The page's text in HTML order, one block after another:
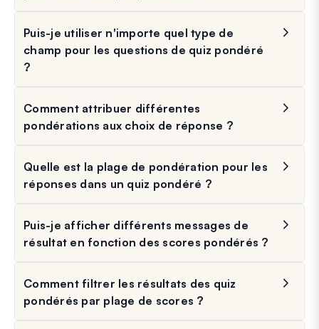
Puis-je utiliser n'importe quel type de
champ pour les questions de quiz pondéré
?
Comment attribuer différentes
pondérations aux choix de réponse ?
Quelle est la plage de pondération pour les
réponses dans un quiz pondéré ?
Puis-je afficher différents messages de
résultat en fonction des scores pondérés ?
Comment filtrer les résultats des quiz
pondérés par plage de scores ?